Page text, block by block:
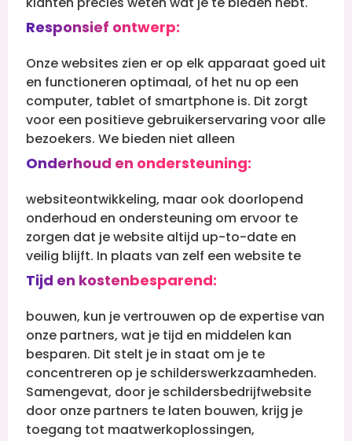
Responsief ontwerp:
Onze websites zien er op elk apparaat goed uit
en functioneren optimaal, of het nu op een
computer, tablet of smartphone is. Dit zorgt
voor een positieve gebruikerservaring voor alle
bezoekers.
Onderhoud en ondersteuning:
We bieden niet alleen
websiteontwikkeling, maar ook doorlopend
onderhoud en ondersteuning om ervoor te
zorgen dat je website altijd up-to-date en
veilig blijft.
Tijd en kostenbesparend:
In plaats van zelf een website te
bouwen, kun je vertrouwen op de expertise van
onze partners, wat je tijd en middelen kan
besparen. Dit stelt je in staat om je te
concentreren op je schilderswerkzaamheden.
Samengevat, door je schildersbedrijfwebsite
door onze partners te laten bouwen, krijg je
toegang tot maatwerkoplossingen,